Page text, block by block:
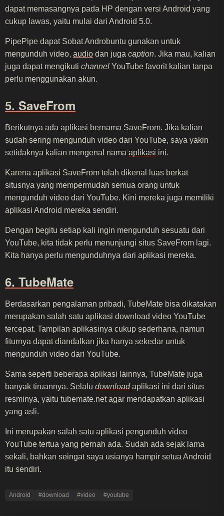
dapat memasangnya pada HP dengan versi Android yang
cukup lawas, yaitu mulai dari Android 5.0.
PipePipe dapat Sobat Androbuntu gunakan untuk
mengunduh video, audio dan juga caption. Jika mau, kalian
juga dapat mengikuti channel YouTube favorit kalian tanpa
perlu menggunakan akun.
5. SaveFrom
Berikutnya ada aplikasi bernama SaveFrom. Jika kalian
sudah sering mengunduh video dari YouTube, saya yakin
setidaknya kalian mengenal nama aplikasi ini.
Karena aplikasi SaveFrom telah dikenal luas berkat
situsnya yang mempermudah semua orang untuk
mengunduh video dari YouTube. Kini mereka juga memiliki
aplikasi Android mereka sendiri.
Dengan begitu setiap kali ingin mengunduh sesuatu dari
YouTube, kita tidak perlu menunjungi situs SaveFrom lagi.
Kita hanya perlu mengunduhnya dari aplikasi mereka.
6. TubeMate
Berdasarkan pengalaman pribadi, TubeMate bisa dikatakan
merupakan salah satu aplikasi download video YouTube
tercepat. Tampilan aplikasinya cukup sederhana, namun
fiturnya dapat diandalkan jika hanya sekedar untuk
mengunduh video dari YouTube.
Sama seperti beberapa aplikasi lainnya, TubeMate juga
banyak tiruannya. Selalu downloadaplikasi ini dari situs
resminya, yaitu tubemate.net agar mendapatkan aplikasi
yang asli.
Ini merupakan salah satu aplikasi pengunduh video
YouTube tertua yang pernah ada. Sudah ada sejak lama
sekali, bahkan seingat saya usianya hampir setua Android
itu sendiri.
Android #download #video #youtube